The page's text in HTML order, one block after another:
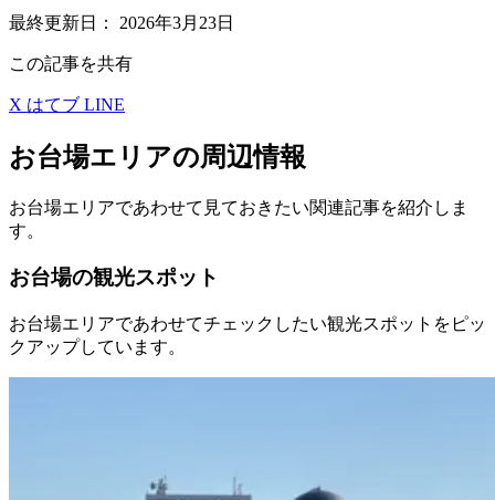
最終更新日： 2026年3月23日
この記事を共有
X はてブ LINE
お台場エリアの周辺情報
お台場エリアであわせて見ておきたい関連記事を紹介しま
す。
お台場の観光スポット
お台場エリアであわせてチェックしたい観光スポットをピッ
クアップしています。